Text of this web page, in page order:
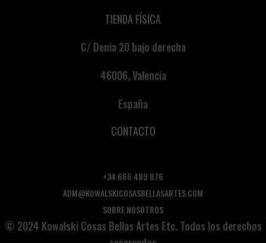
TIENDA FÍSICA
C/ Denia 20 bajo derecha
46006, Valencia
España
CONTACTO
+34 666 489 876
ADM@KOWALSKICOSASBELLASARTES.COM
SOBRE NOSOTROS
© 2024 Kowalski Cosas Bellas Artes Etc. Todos los derechos